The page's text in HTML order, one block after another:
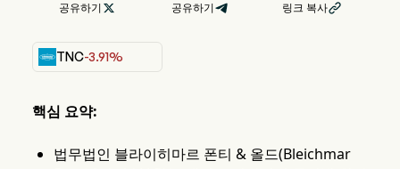
공유하기  공유하기 링크 복사
TNC-3.91%
핵심 요약:
법무법인 블라이히마르 폰티 & 올드(Bleichmar